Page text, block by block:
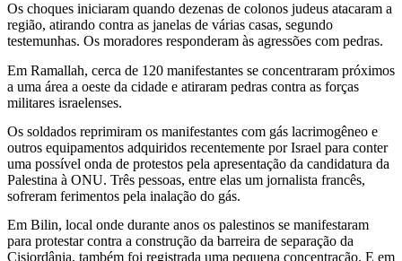
Os choques iniciaram quando dezenas de colonos judeus atacaram a
região, atirando contra as janelas de várias casas, segundo
testemunhas. Os moradores responderam às agressões com pedras.
Em Ramallah, cerca de 120 manifestantes se concentraram próximos
a uma área a oeste da cidade e atiraram pedras contra as forças
militares israelenses.
Os soldados reprimiram os manifestantes com gás lacrimogêneo e
outros equipamentos adquiridos recentemente por Israel para conter
uma possível onda de protestos pela apresentação da candidatura da
Palestina à ONU. Três pessoas, entre elas um jornalista francês,
sofreram ferimentos pela inalação do gás.
Em Bilin, local onde durante anos os palestinos se manifestaram
para protestar contra a construção da barreira de separação da
Cisjordânia, também foi registrada uma pequena concentração. E em